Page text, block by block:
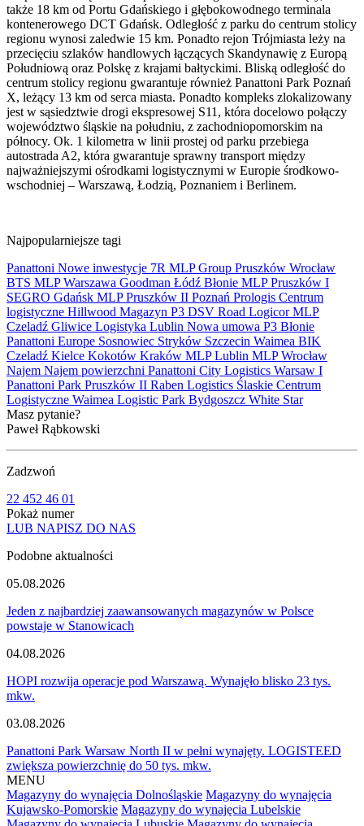
także 18 km od Portu Gdańskiego i głębokowodnego terminala
kontenerowego DCT Gdańsk. Odległość z parku do centrum stolicy
regionu wynosi zaledwie 15 km. Ponadto rejon Trójmiasta leży na
przecięciu szlaków handlowych łączących Skandynawię z Europą
Południową oraz Polskę z krajami bałtyckimi. Bliską odległość do
centrum stolicy regionu gwarantuje również Panattoni Park Poznań
X, leżący 13 km od serca miasta. Ponadto kompleks zlokalizowany
jest w sąsiedztwie drogi ekspresowej S11, która docelowo połączy
województwo śląskie na południu, z zachodniopomorskim na
północy. Ok. 1 kilometra w linii prostej od parku przebiega
autostrada A2, która gwarantuje sprawny transport między
najważniejszymi ośrodkami logistycznymi w Europie środkowo-
wschodniej – Warszawą, Łodzią, Poznaniem i Berlinem.
Najpopularniejsze tagi
Panattoni Nowe inwestycje 7R MLP Group Pruszków Wrocław
BTS MLPWarszawa Goodman Łódź Błonie MLP Pruszków I
SEGRO Gdańsk MLP Pruszków II Poznań Prologis Centrum
logistyczne Hillwood Magazyn P3 DSV Road LogicorMLP
Czeladź Gliwice Logistyka Lublin Nowa umowa P3 Błonie
Panattoni Europe Sosnowiec Stryków Szczecin Waimea BIK
Czeladź Kielce Kokotów Kraków MLP Lublin MLP Wrocław
Najem Najem powierzchni Panattoni City Logistics Warsaw I
Panattoni Park Pruszków II Raben Logistics Ślaskie Centrum
Logistyczne Waimea Logistic Park Bydgoszcz White Star
Masz pytanie?
Paweł Rąbkowski
Zadzwoń
22 452 46 01
Pokaż numer
LUB NAPISZ DO NAS
Podobne aktualności
05.08.2026
Jeden z najbardziej zaawansowanych magazynów w Polsce
powstaje w Stanowicach
04.08.2026
HOPI rozwija operacje pod Warszawą. Wynajęło blisko 23 tys.
mkw.
03.08.2026
Panattoni Park Warsaw North II w pełni wynajęty. LOGISTEED
zwiększa powierzchnię do 50 tys. mkw.
MENU
Magazyny do wynajęcia Dolnośląskie Magazyny do wynajęcia
Kujawsko-Pomorskie Magazyny do wynajęcia Lubelskie